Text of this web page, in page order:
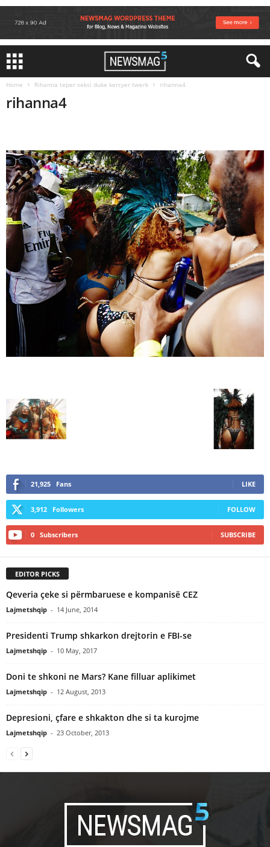
Home Rihanna teper seksi duke kercyer twerk rihanna4
rihanna4
21,925 Fans LIKE
3,912 Followers FOLLOW
0 Subscribers SUBSCRIBE
EDITOR PICKS
Qeveria çeke si përmbaruese e kompanisë CEZ
Lajmetshqip - 14 June, 2014
Presidenti Trump shkarkon drejtorin e FBI-se
Lajmetshqip - 10 May, 2017
Doni te shkoni ne Mars? Kane filluar aplikimet
Lajmetshqip - 12 August, 2013
Depresioni, çfare e shkakton dhe si ta kurojme
Lajmetshqip - 23 October, 2013